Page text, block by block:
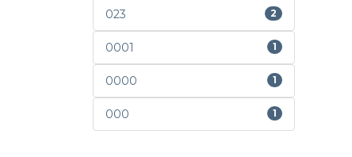
023 2
0001 1
0000 1
000 1